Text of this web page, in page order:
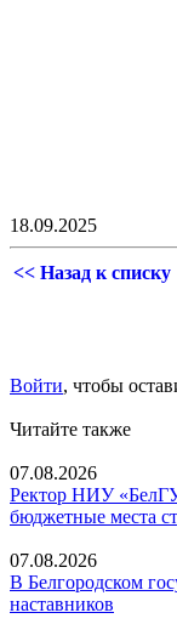
18.09.2025
<< Назад к списку
Войти, чтобы
Читайте также
07.08.2026
Ректор НИУ
бюджетные места
07.08.2026
В Белгородском
наставников